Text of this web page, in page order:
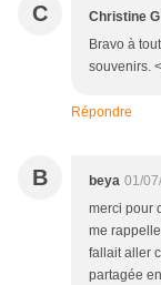
C Christine G
Bravo à
souvenirs.
Répondre
B beya 01/
merci pour
me
fallait aller
partagée